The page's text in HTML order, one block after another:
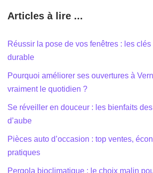
Articles à lire ...
Réussir la pose de vos fenêtres : les clés
durable
Pourquoi améliorer ses ouvertures à
vraiment le quotidien ?
Se réveiller en douceur : les bienfaits
d’aube
Pièces auto d’occasion : top ventes,
pratiques
Pergola bioclimatique : le choix malin